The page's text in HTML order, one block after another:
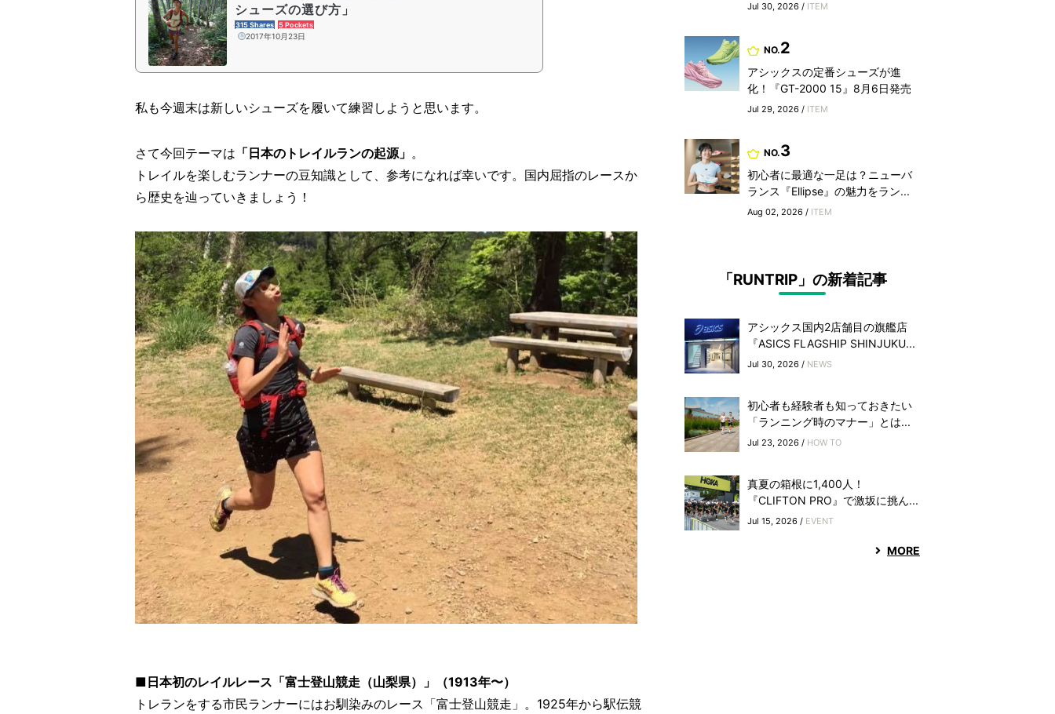
シューズの選び方」
315 Shares 5 Pockets
2017年10月23日
私も今週末は新しいシューズを履いて練習しようと思います。
さて今回テーマは 「日本のトレイルランの起源」 。
トレイルを楽しむランナーの豆知識として、参考になれば幸いです。国内屈指のレースか
ら歴史を辿っていきましょう！
■日本初のレイルレース「富士登山競走（山梨県）」（1913年〜）
トレランをする市民ランナーにはお馴染みのレース「富士登山競走」。1925年から駅伝競
Jul 30, 2026 / ITEM
NO.2
アシックスの定番シューズが進
化！『GT-2000 15』8月6日発売
Jul 29, 2026 / ITEM
NO.3
初心者に最適な一足は？ニューバ
ランス『Ellipse』の魅力をラン...
Aug 02, 2026 / ITEM
「RUNTRIP」の新着記事
アシックス国内2店舗目の旗艦店
『ASICS FLAGSHIP SHINJUKU...
Jul 30, 2026 / NEWS
初心者も経験者も知っておきたい
「ランニング時のマナー」とは...
Jul 23, 2026 / HOW TO
真夏の箱根に1,400人！
『CLIFTON PRO』で激坂に挑ん...
Jul 15, 2026 / EVENT
MORE